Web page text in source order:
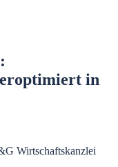
in
Wirtschaftskanzlei